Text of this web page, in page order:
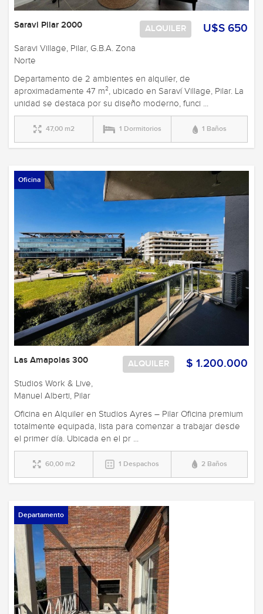
U$S 650
ALQUILER
Saravi Pilar 2000
Saravi Village, Pilar, G.B.A. Zona
Norte
Departamento de 2 ambientes en alquiler, de
aproximadamente 47 m², ubicado en Saraví Village, Pilar. La
unidad se destaca por su diseño moderno, funci ...
47,00 m2 1 Dormitorios 1 Baños
Oficina
$ 1.200.000
ALQUILER
Las Amapolas 300
Studios Work & Live,
Manuel Alberti, Pilar
Oficina en Alquiler en Studios Ayres – Pilar Oficina premium
totalmente equipada, lista para comenzar a trabajar desde
el primer día. Ubicada en el pr ...
60,00 m2 1 Despachos 2 Baños
Departamento